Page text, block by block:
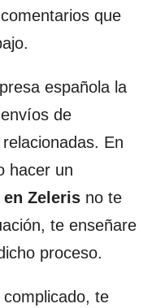
que
española la
de
En
hacer un
en Zeleris no te
te enseñare
proceso.
te